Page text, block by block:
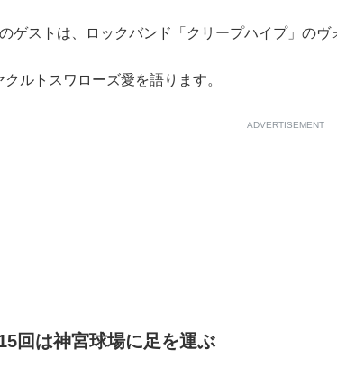
和の大女優・小川真由美（享年86）が鹿児島で3月に死去
ゲストは、ロックバンド「クリープハイプ」のヴ
ルトスワローズ愛を語ります。
ADVERTISEMENT
回は神宮球場に足を運ぶ